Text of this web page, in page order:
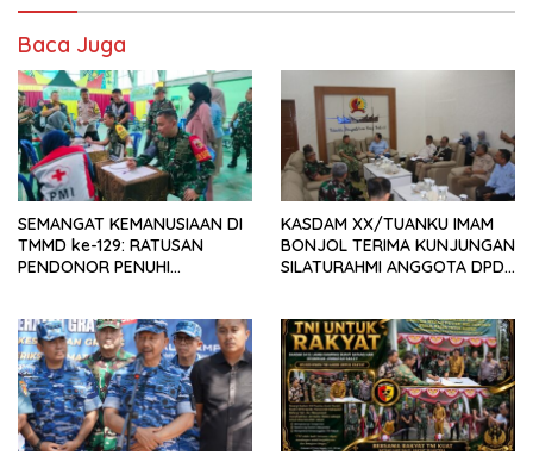
Baca Juga
SEMANGAT KEMANUSIAAN DI
TMMD ke-129: RATUSAN
PENDONOR PENUHI
KASDAM XX/TUANKU IMAM
BONJOL TERIMA KUNJUNGAN
SILATURAHMI ANGGOTA DPD